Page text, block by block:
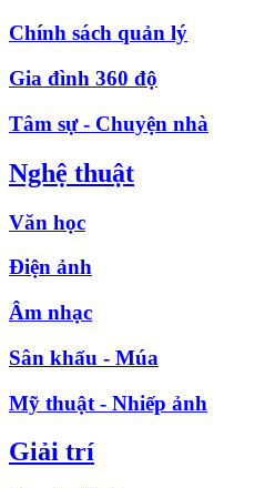
Chính sách quản lý
Gia đình 360 độ
Tâm sự - Chuyện nhà
Nghệ thuật
Văn học
Điện ảnh
Âm nhạc
Sân khấu - Múa
Mỹ thuật - Nhiếp ảnh
Giải trí